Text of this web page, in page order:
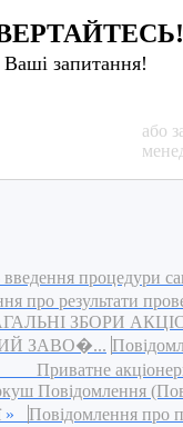
Ваші запитання!
або
процедури
про результати
ЗБОРИ
ЗАВО�...
акціонерне
Повідомлення
»
Повідомлення про